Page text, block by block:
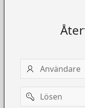
Användare
Password